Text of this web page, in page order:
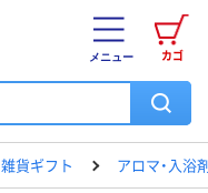
カゴ
メニュー
雑貨ギフト アロマ・入浴